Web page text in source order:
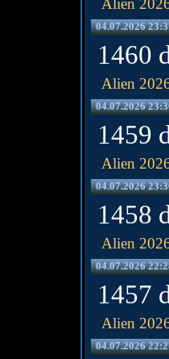
Alien
04.07.2026
1460
Alien
04.07.2026
1459
Alien
04.07.2026
1458
Alien
04.07.2026
1457
Alien
04.07.2026